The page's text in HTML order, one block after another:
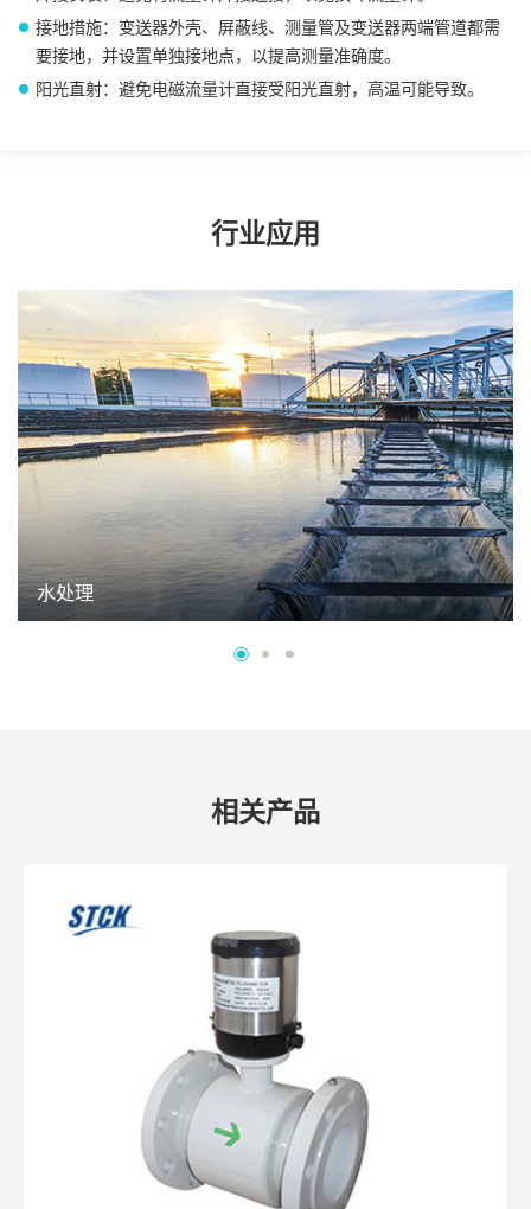
接地措施：变送器外壳、屏蔽线、测量管及变送器两端管道都需
要接地，并设置单独接地点，以提高测量准确度。
阳光直射：避免电磁流量计直接受阳光直射，高温可能导致。
行业应用
冶金
相关产品